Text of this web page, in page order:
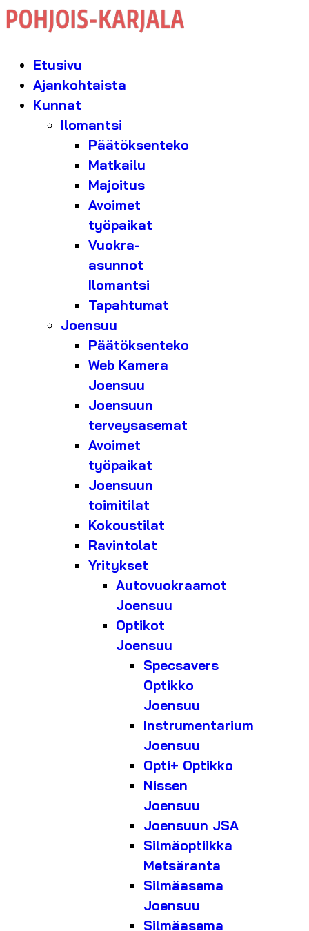
Etusivu
Ajankohtaista
Kunnat
Ilomantsi
Päätöksenteko
Matkailu
Majoitus
Avoimet
työpaikat
Vuokra-
asunnot
Ilomantsi
Tapahtumat
Joensuu
Päätöksenteko
Web Kamera
Joensuu
Joensuun
terveysasemat
Avoimet
työpaikat
Joensuun
toimitilat
Kokoustilat
Ravintolat
Yritykset
Autovuokraamot
Joensuu
Optikot
Joensuu
Specsavers
Optikko
Joensuu
Instrumentarium
Joensuu
Opti+ Optikko
Nissen
Joensuu
Joensuun JSA
Silmäoptiikka
Metsäranta
Silmäasema
Joensuu
Silmäasema